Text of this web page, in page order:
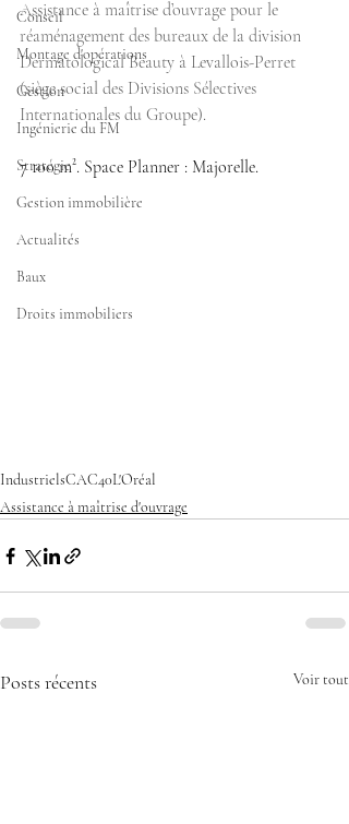
Conseil
Montage d'opérations
Gestion
Ingénierie du FM
Stratégie
Gestion immobilière
Actualités
Baux
Droits immobiliers
Assistance à maîtrise d’ouvrage pour le
réaménagement des bureaux de la division
Dermatological Beauty à Levallois-Perret
(siège social des Divisions Sélectives
Internationales du Groupe).
7 100 m². Space Planner : Majorelle.
IndustrielsCAC40L'Oréal
Assistance à maîtrise d'ouvrage
Posts récents Voir tout